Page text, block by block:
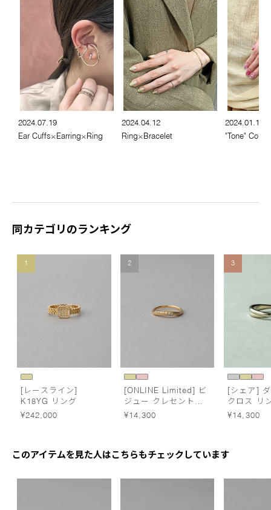
2024.07.19
Ear Cuffs×Earring×Ring
2024.04.12
Ring×Bracelet
2024.01.19
"Tone"
同カテゴリのランキング
1
[レースライン]
K18YG リング
¥242,000
2
[ONLINE Limited] ビ
ジュー クレセントム
ーン リング
¥14,300
3
[シェア]
クロス リ
¥14,300
このアイテムを見た人はこちらもチェックしています